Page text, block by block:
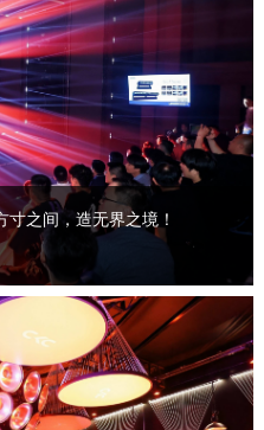
寸之间，造无界之境！